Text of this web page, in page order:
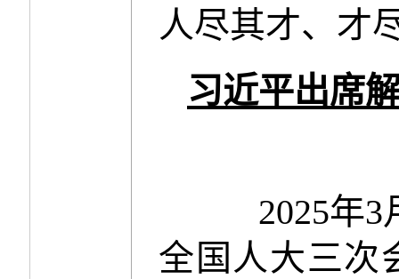
人尽其才、才
习近平出席
2025年
全国人大三次